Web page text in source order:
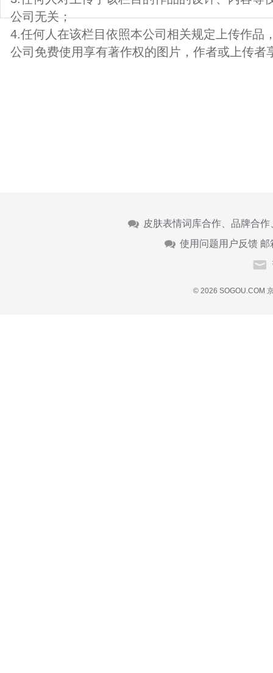
公司无关；
4.任何人在该栏目依照本公司相关规定上传作品
公司免费使用享有著作权的图片，作者或上传者
皮肤表情词库合作、品牌合
使用问题用户反馈 邮
© 2026 SOGOU.COM